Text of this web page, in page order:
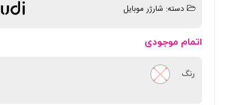
دسته: شارژر موبایل
اتمام موجودی
رنگ